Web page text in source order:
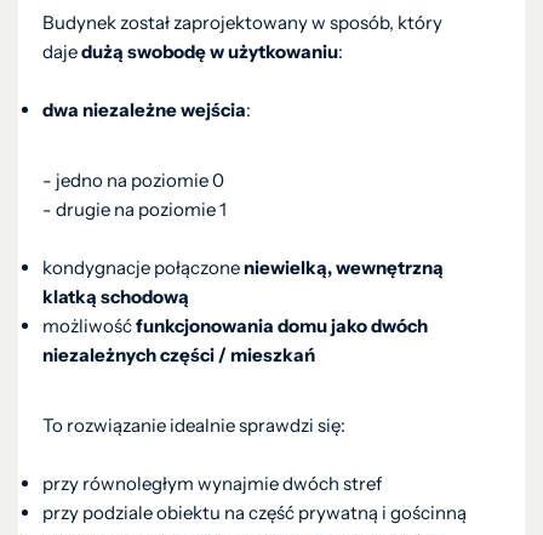
Budynek został zaprojektowany w sposób, który
dajedużą swobodę w użytkowaniu:
dwa niezależne wejścia:
- jedno na poziomie 0
- drugie na poziomie 1
kondygnacje połączoneniewielką, wewnętrzną
klatką schodową
możliwośćfunkcjonowania domu jako dwóch
niezależnych części / mieszkań
To rozwiązanie idealnie sprawdzi się:
przy równoległym wynajmie dwóch stref
przy podziale obiektu na część prywatną i gościnną